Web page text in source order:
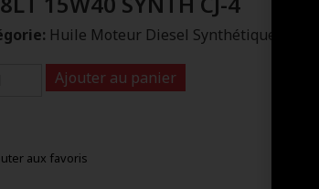
Huile Moteur Diesel Synthétique
Ajouter au panier
aux favoris